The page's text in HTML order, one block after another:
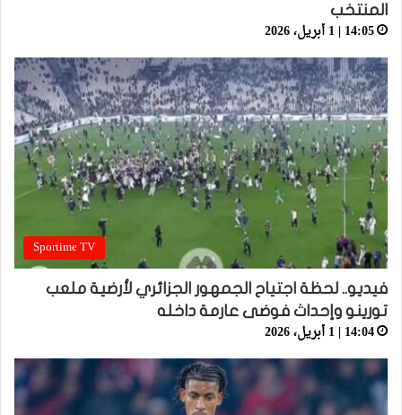
المنتخب
14:05 | 1 أبريل، 2026
Sportime TV
فيديو.. لحظة اجتياح الجمهور الجزائري لأرضية ملعب
تورينو وإحداث فوضى عارمة داخله
14:04 | 1 أبريل، 2026